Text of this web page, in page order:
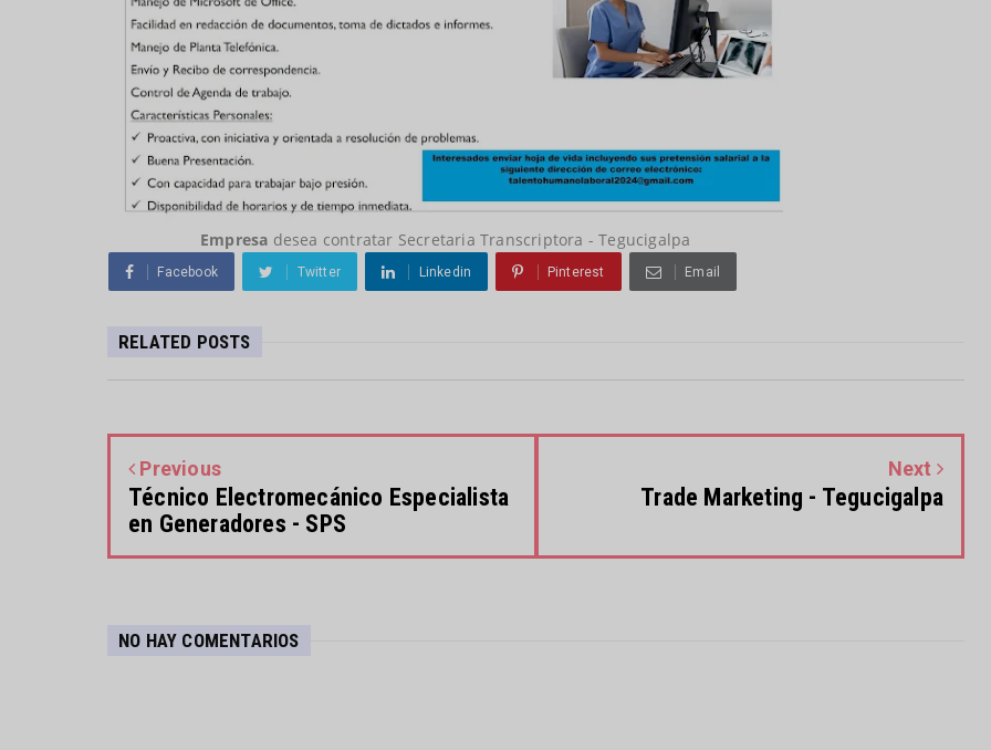
Empresa desea contratar Secretaria Transcriptora - Tegucigalpa
Facebook Twitter Linkedin Pinterest Email
RELATED POSTS
Previous
Técnico Electromecánico Especialista
en Generadores - SPS
Next
Trade Marketing - Tegucigalpa
NO HAY COMENTARIOS